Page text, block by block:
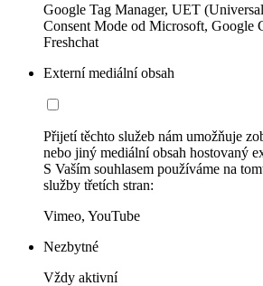
Google Tag Manager, UET
Consent Mode od Microsoft, Google
Freshchat
Externí mediální obsah
Přijetí těchto služeb nám umožňuje
nebo jiný mediální obsah hostovaný
S Vaším souhlasem používáme na
služby třetích stran:
Vimeo, YouTube
Nezbytné
Vždy aktivní